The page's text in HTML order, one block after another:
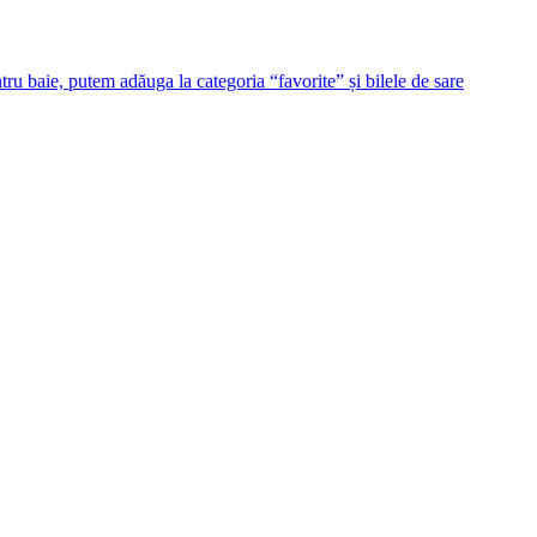
baie, putem adăuga la categoria “favorite” și bilele de sare